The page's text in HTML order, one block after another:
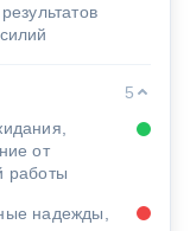
5
от
работы
надежды,